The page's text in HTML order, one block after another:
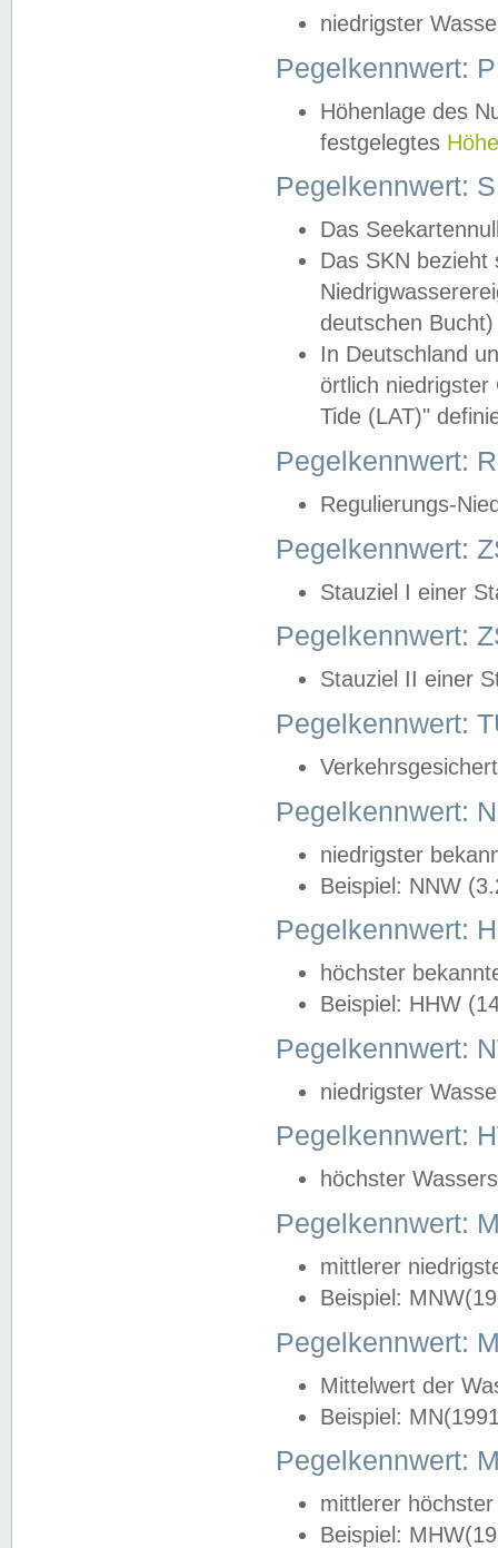
niedrigster
Pegelkennwert:
Höhenlage des
festgelegtes
Pegelkennwert:
Das
Das SKN
deutschen
In Deutschland
örtlich
Tide (LAT)"
Pegelkennwert:
Regulierungs-
Pegelkennwert:
Stauziel I einer
Pegelkennwert:
Stauziel II einer
Pegelkennwert:
Pegelkennwert:
niedrigster
Beispiel: NNW
Pegelkennwert:
höchster
Beispiel: HHW
Pegelkennwert:
niedrigster
Pegelkennwert:
höchster
Pegelkennwert:
mittlerer
Beispiel:
Pegelkennwert:
Mittelwert der
Beispiel:
Pegelkennwert:
mittlerer
Beispiel: